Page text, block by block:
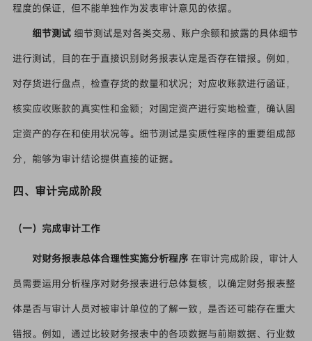
程度的保证，但不能单独作为发表审计意见的依据。
细节测试细节测试是对各类交易、账户余额和披露的具体细节
进行测试，目的在于直接识别财务报表认定是否存在错报。例如，
对存货进行盘点，检查存货的数量和状况；对应收账款进行函证，
核实应收账款的真实性和金额；对固定资产进行实地检查，确认固
定资产的存在和使用状况等。细节测试是实质性程序的重要组成部
分，能够为审计结论提供直接的证据。
四、审计完成阶段
（一）完成审计工作
对财务报表总体合理性实施分析程序在审计完成阶段，审计人
员需要运用分析程序对财务报表进行总体复核，以确定财务报表整
体是否与审计人员对被审计单位的了解一致，是否还可能存在重大
错报。例如，通过比较财务报表中的各项数据与前期数据、行业数